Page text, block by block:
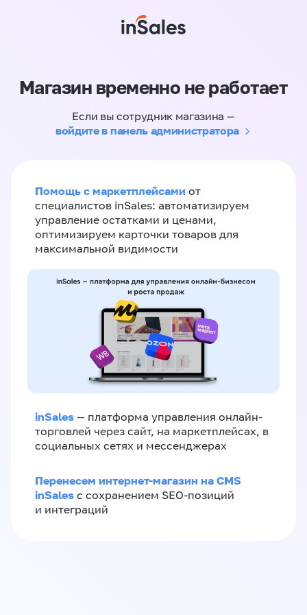
Магазин временно не работает
Если вы сотрудник магазина —
войдите в панель администратора
Помощь с маркетплейсами от
специалистов inSales: автоматизируем
управление остатками и ценами,
оптимизируем карточки товаров для
максимальной видимости
inSales — платформа управления онлайн-
торговлей через сайт, на маркетплейсах, в
социальных сетях и мессенджерах
Перенесем интернет-магазин на CMS
inSales с сохранением SEO-позиций
и интеграций